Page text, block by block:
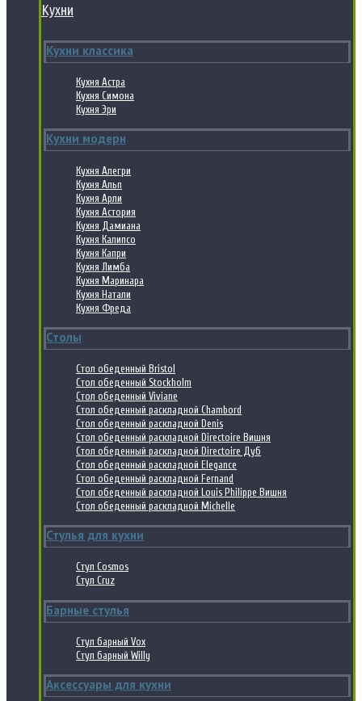
Кухни
Кухни классика
Кухня Астра
Кухня Симона
Кухня Эри
Кухни модерн
Кухня Алегри
Кухня Альп
Кухня Арли
Кухня Астория
Кухня Дамиана
Кухня Калипсо
Кухня Капри
Кухня Лимба
Кухня Маринара
Кухня Натали
Кухня Фреда
Столы
Стол обеденный Bristol
Стол обеденный Stockholm
Стол обеденный Viviane
Стол обеденный раскладной Chambord
Стол обеденный раскладной Denis
Стол обеденный раскладной Directoire Вишня
Стол обеденный раскладной Directoire Дуб
Стол обеденный раскладной Elegance
Стол обеденный раскладной Fernand
Стол обеденный раскладной Louis Philippe Вишня
Стол обеденный раскладной Michelle
Стулья для кухни
Стул Cosmos
Стул Cruz
Барные стулья
Стул барный Vox
Стул барный Willy
Аксессуары для кухни